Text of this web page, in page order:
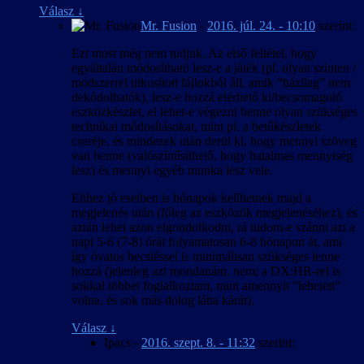
Válasz ↓
Mr. Fusion - 2016. júl. 24. - 10:10 szerint:
Ezt most még nem tudjuk. Az első feltétel, hogy
egyáltalán módosítható lesz-e a játék (pl. olyan szinten /
módszerrel titkosított fájlokból áll, amik “házilag” nem
dekódolhatók), lesz-e hozzá elérhető ki/becsomagoló
eszközkészlet, el lehet-e végezni benne olyan szükséges
technikai módosításokat, mint pl. a betűkészletek
cseréje, és mindezek után derül ki, hogy mennyi szöveg
van benne (valószínűsíthető, hogy hatalmas mennyiség
lesz) és mennyi egyéb munka lesz vele.
Ehhez jó esetben is hónapok kellhetnek majd a
megjelenés után (főleg az eszközök megjelenéséhez), és
aztán lehet azon elgondolkodni, rá tudom-e szánni azt a
napi 5-6 (7-8) órát folyamatosan 6-8 hónapon át, ami
így óvatos becsléssel is minimálisan szükséges lenne
hozzá (jelenleg azt mondanám, nem; a DX:HR-rel is
sokkal többet foglalkoztam, mint amennyit “lehetett”
volna, és sok más dolog látta kárát).
Válasz ↓
Ipacs - 2016. szept. 8. - 11:32 szerint: